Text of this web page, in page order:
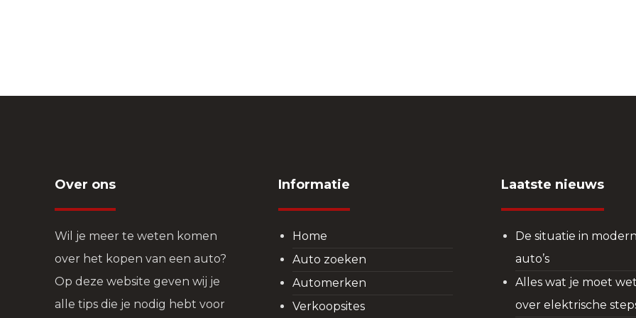
Over ons
Wil je meer te weten komen
over het kopen van een auto?
Op deze website geven wij je
alle tips die je nodig hebt voor
Informatie
Home
Auto zoeken
Automerken
Verkoopsites
Laatste nieuws
De situatie in
auto’s
Alles wat je moet
over elektrische